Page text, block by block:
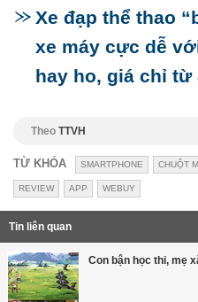
Xe đạp thể thao
xe máy cực dễ
hay ho, giá chỉ từ
Theo TTVH
TỪ KHÓA SMARTPHONE CHUỘT
REVIEW APP WEBUY
Tin liên quan
Con bận học thi, mẹ